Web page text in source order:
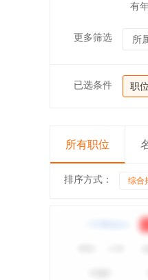
有
更多筛选 所
已选条件 职
所有职位
排序方式： 综合